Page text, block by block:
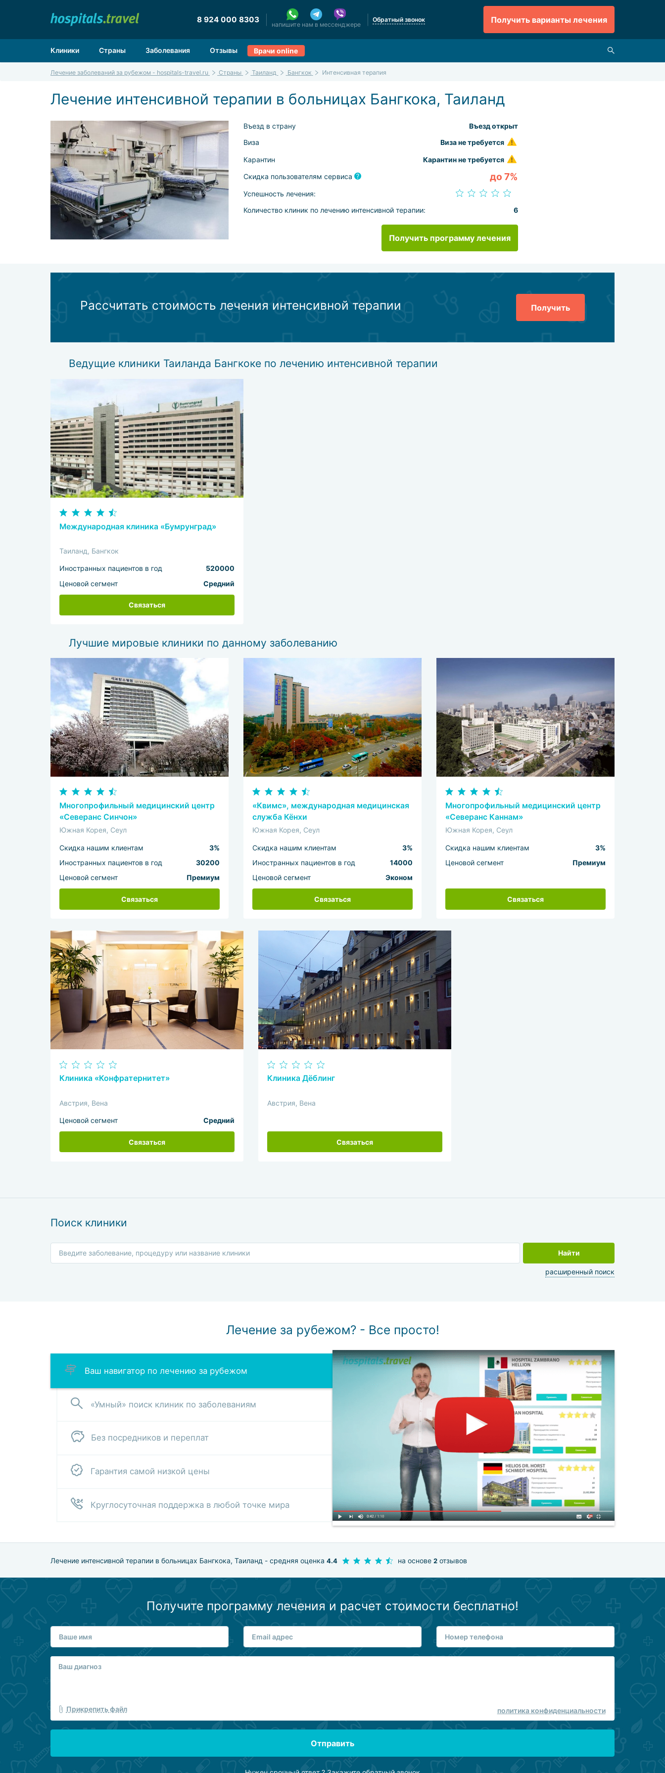
8 924 000 8303
напишите нам в мессенджере
Обратный звонок Получить варианты лечения
Клиники Страны Заболевания Отзывы Врачи online
Лечение заболеваний за рубежом - hospitals-travel.ru Страны Таиланд Бангкок Интенсивная терапия
Лечение интенсивной терапии в больницах Бангкока, Таиланд
Въезд в страну
Въезд открыт
Виза
Виза не требуется
Карантин Карантин не требуется
Скидка пользователям сервиса до 7%
Успешность лечения:
Количество клиник по лечению интенсивной терапии:
6
Получить программу лечения
Рассчитать стоимость лечения интенсивной терапии Получить
Ведущие клиники Таиланда Бангкоке по лечению интенсивной терапии
Международная клиника «Бумрунград»
Таиланд, Бангкок
Иностранных пациентов в год
520000
Ценовой сегмент
Средний
Связаться
Лучшие мировые клиники по данному заболеванию
Многопрофильный медицинский центр
«Северанс Синчон»
Южная Корея, Сеул
Скидка нашим клиентам
3%
Иностранных пациентов в год
30200
Ценовой сегмент
Премиум
Связаться
«Квимс», международная медицинская
служба Кёнхи
Южная Корея, Сеул
Скидка нашим клиентам
3%
Иностранных пациентов в год
14000
Ценовой сегмент
Эконом
Связаться
Многопрофильный медицинский центр
«Северанс Каннам»
Южная Корея, Сеул
Скидка нашим клиентам
3%
Ценовой сегмент
Премиум
Связаться
Клиника «Конфратернитет»
Австрия, Вена
Ценовой сегмент Средний
Связаться
Клиника Дёблинг
Австрия, Вена
Связаться
Поиск клиники
Найти
расширенный поиск
Лечение за рубежом? - Все просто!
Ваш навигатор по лечению за рубежом
«Умный» поиск клиник по заболеваниям
Без посредников и переплат
Гарантия самой низкой цены
Круглосуточная поддержка в любой точке мира
Лечение интенсивной терапии в больницах Бангкока, Таиланд - средняя оценка 4.4 на основе 2 отзывов
Получите программу лечения и расчет стоимости бесплатно!
Прикрепить файл политика конфиденциальности
Отправить